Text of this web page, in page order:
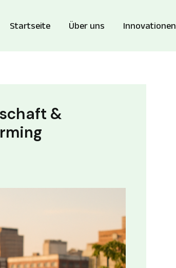
Startseite Über uns Innovationen
&